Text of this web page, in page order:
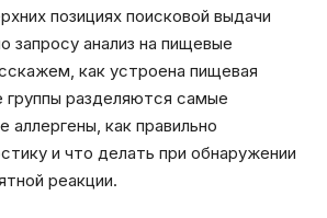
позициях поисковой выдачи
запросу анализ на пищевые
как устроена пищевая
группы разделяются самые
аллергены, как правильно
и что делать при обнаружении
реакции.